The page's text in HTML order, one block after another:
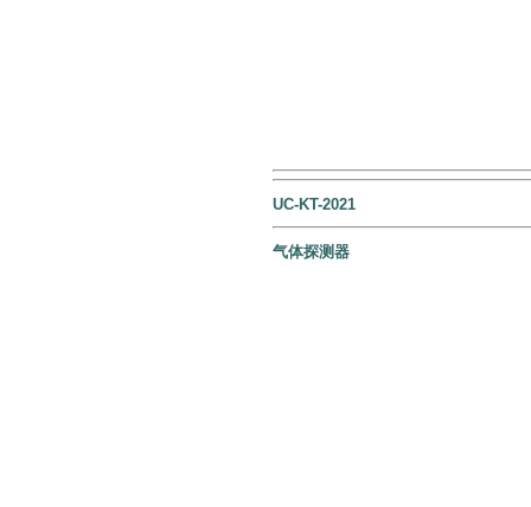
UC-KT-2021
气体探测器